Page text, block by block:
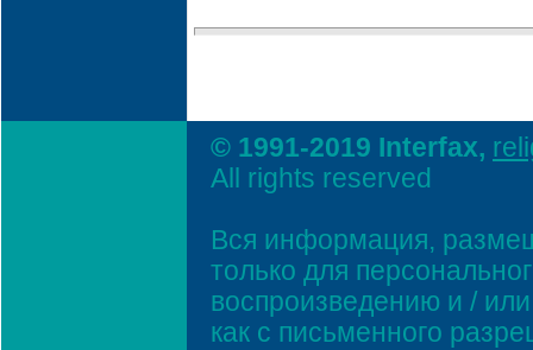
© 1991-2019 Interfax,
All rights reserved
Вся информация,
только для
воспроизведению и /
как с письменного